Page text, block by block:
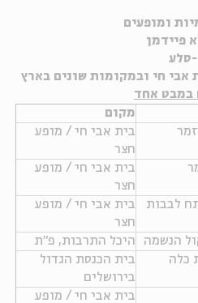
ומופעים
פיידמן
סלע
אבי חי ובמקומות שונים בארץ
במבט אחד
מקום
בית אבי חי / מופע
חצר
בית אבי חי / מופע
חצר
לבבות
בית אבי חי / מופע
חצר
הנשמה
היכל התרבות, פ"ת
כלה
בית הכנסת הגדול
בירושלים
בית אבי חי / מופע